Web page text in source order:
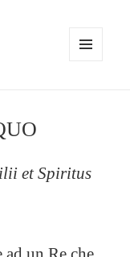
et Spiritus